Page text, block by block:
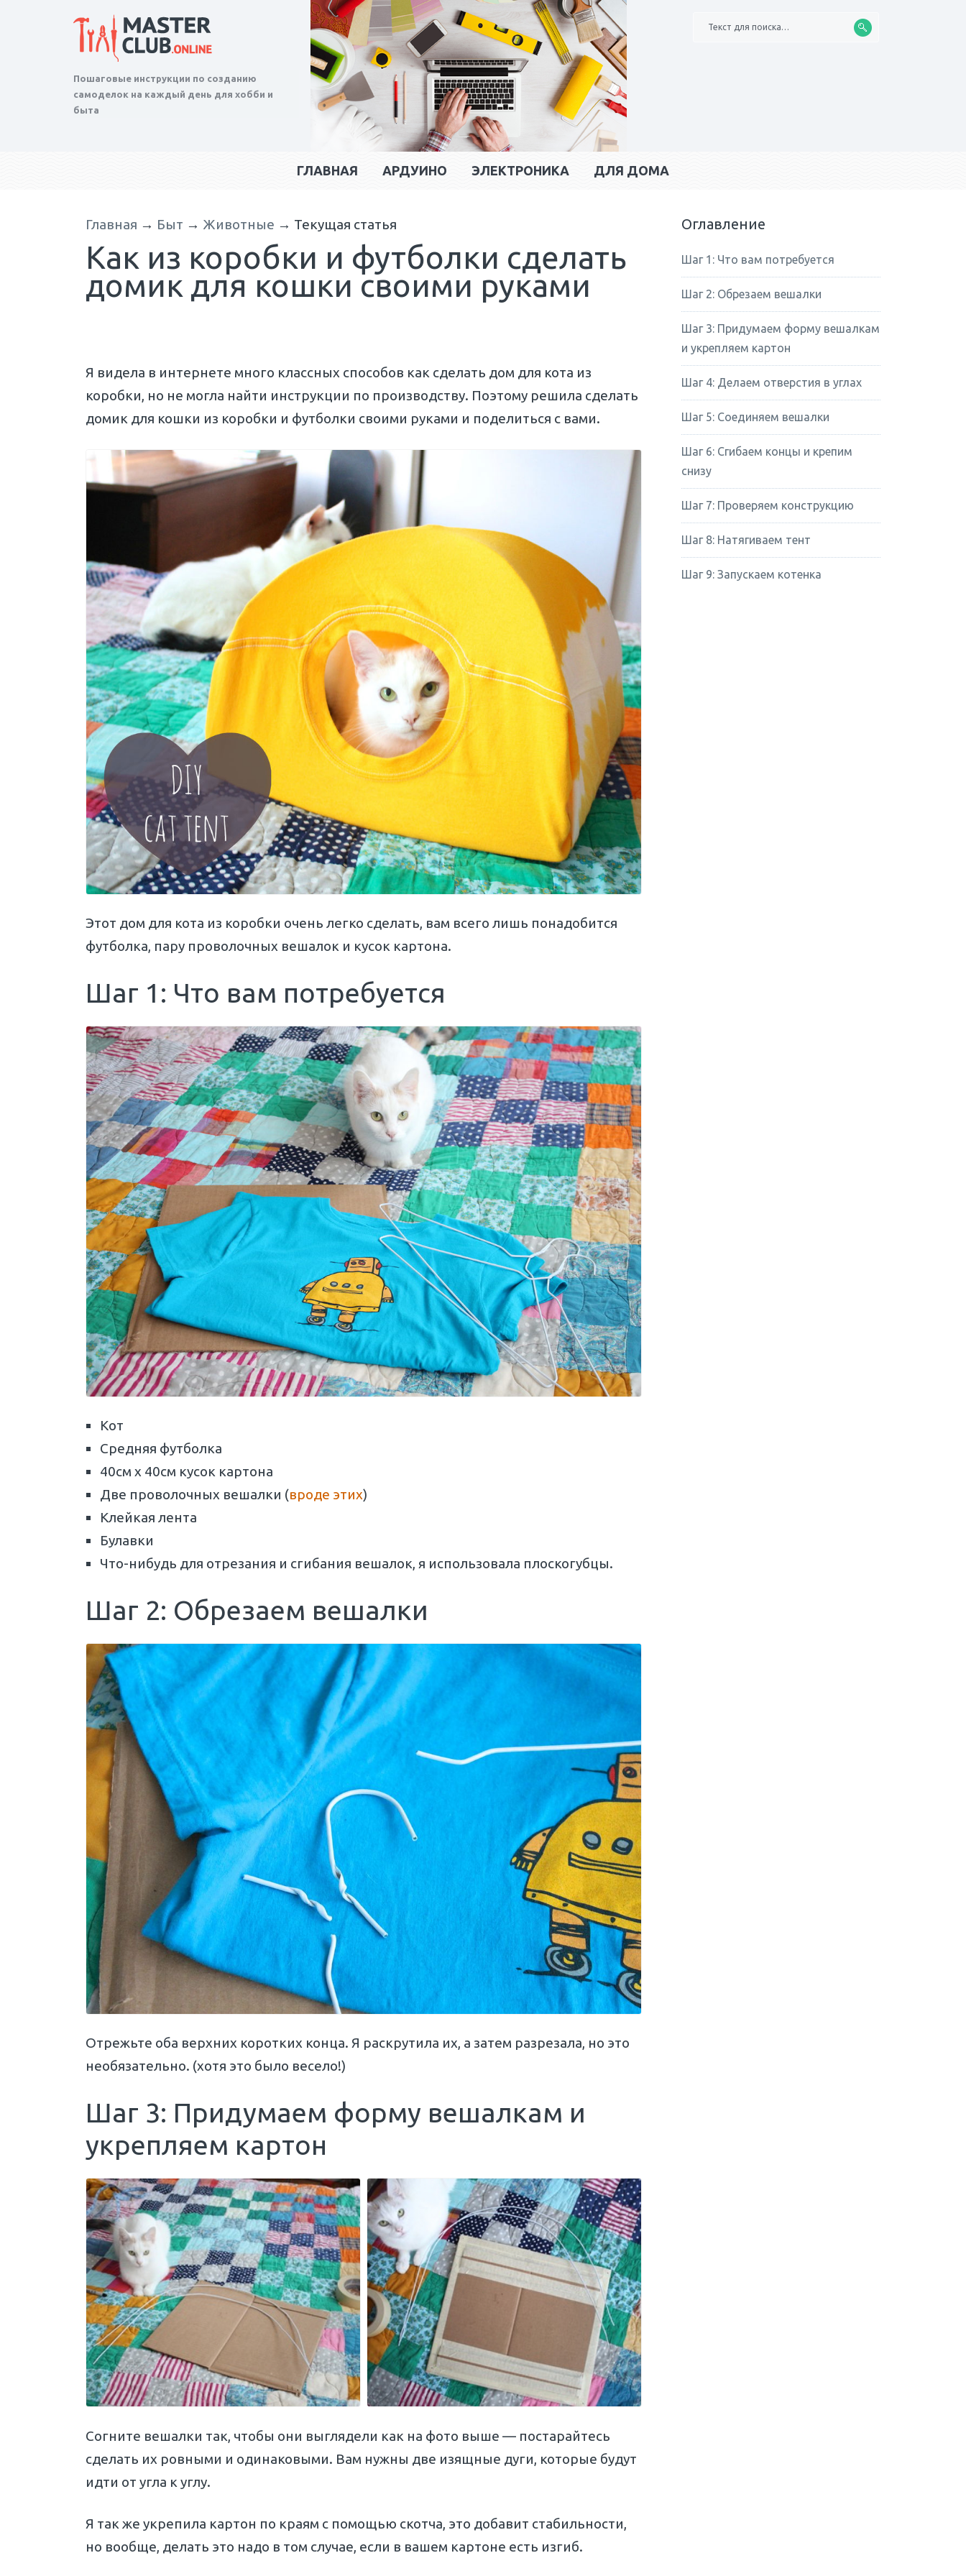
Пошаговые инструкции по созданию
самоделок на каждый день для хобби и
быта
Текст для поиска…
ГЛАВНАЯ АРДУИНО ЭЛЕКТРОНИКА ДЛЯ ДОМА
Главная → Быт → Животные → Текущая статья
Как из коробки и футболки сделать
домик для кошки своими руками
Я видела в интернете много классных способов как сделать дом для кота из
коробки, но не могла найти инструкции по производству. Поэтому решила сделать
домик для кошки из коробки и футболки своими руками и поделиться с вами.
Этот дом для кота из коробки очень легко сделать, вам всего лишь понадобится
футболка, пару проволочных вешалок и кусок картона.
Шаг 1: Что вам потребуется
Кот
Средняя футболка
40см х 40см кусок картона
Две проволочных вешалки (вроде этих)
Клейкая лента
Булавки
Что-нибудь для отрезания и сгибания вешалок, я использовала плоскогубцы.
Шаг 2: Обрезаем вешалки
Отрежьте оба верхних коротких конца. Я раскрутила их, а затем разрезала, но это
необязательно. (хотя это было весело!)
Шаг 3: Придумаем форму вешалкам и
укрепляем картон
Согните вешалки так, чтобы они выглядели как на фото выше — постарайтесь
сделать их ровными и одинаковыми. Вам нужны две изящные дуги, которые будут
идти от угла к углу.
Я так же укрепила картон по краям с помощью скотча, это добавит стабильности,
но вообще, делать это надо в том случае, если в вашем картоне есть изгиб.
Оглавление
Шаг 1: Что вам потребуется
Шаг 2: Обрезаем вешалки
Шаг 3: Придумаем форму вешалкам
и укрепляем картон
Шаг 4: Делаем отверстия в углах
Шаг 5: Соединяем вешалки
Шаг 6: Сгибаем концы и крепим
снизу
Шаг 7: Проверяем конструкцию
Шаг 8: Натягиваем тент
Шаг 9: Запускаем котенка